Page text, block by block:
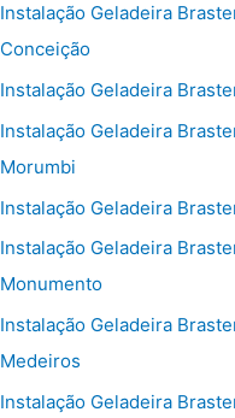
Instalação Geladeira
Conceição
Instalação Geladeira
Instalação Geladeira
Morumbi
Instalação Geladeira
Instalação Geladeira
Monumento
Instalação Geladeira
Medeiros
Instalação Geladeira